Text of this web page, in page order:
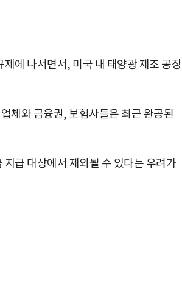
에 나서면서, 미국 내 태양광 제조 공장
체와 금융권, 보험사들은 최근 완공된
급 대상에서 제외될 수 있다는 우려가